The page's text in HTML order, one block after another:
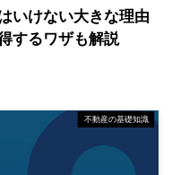
いけない大きな理由
するワザも解説
不動産の基礎知識